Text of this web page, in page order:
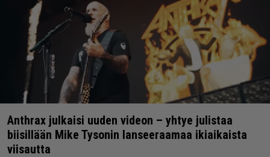
Anthrax julkaisi uuden videon – yhtye julistaa
biisillään Mike Tysonin lanseeraamaa ikiaikaista
viisautta